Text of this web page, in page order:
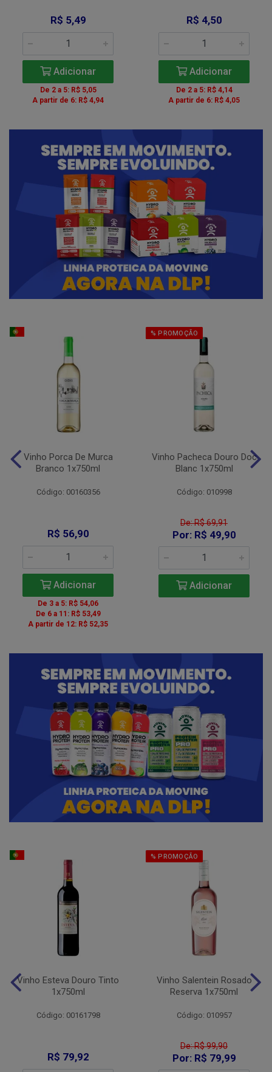
R$ 5,49
Adicionar
De 2 a 5: R$ 5,05
A partir de 6: R$ 4,94
R$ 4,50
Adicionar
De 2 a 5: R$ 4,14
A partir de 6: R$ 4,05
Vinho Porca De Murca
Branco 1x750ml
Código: 00160356
R$ 56,90
Adicionar
De 3 a 5: R$ 54,06
De 6 a 11: R$ 53,49
A partir de 12: R$ 52,35
% PROMOÇÃO
Vinho Pacheca Douro Doc
Blanc 1x750ml
Código: 010998
De: R$ 69,91
Por: R$ 49,90
Adicionar
Vinho Esteva Douro Tinto
1x750ml
Código: 00161798
R$ 79,92
% PROMOÇÃO
Vinho Salentein Rosado
Reserva 1x750ml
Código: 010957
De: R$ 99,90
Por: R$ 79,99